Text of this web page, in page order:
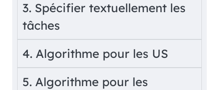
3. Spécifier textuellement les
tâches
4. Algorithme pour les US
5. Algorithme pour les